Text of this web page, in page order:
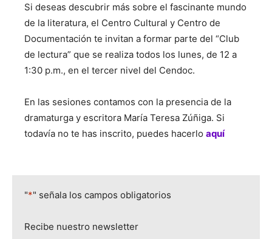
Si deseas descubrir más sobre el fascinante mundo
de la literatura, el Centro Cultural y Centro de
Documentación te invitan a formar parte del “Club
de lectura” que se realiza todos los lunes, de 12 a
1:30 p.m., en el tercer nivel del Cendoc.
En las sesiones contamos con la presencia de la
dramaturga y escritora María Teresa Zúñiga. Si
todavía no te has inscrito, puedes hacerlo aquí
"*" señala los campos obligatorios
Recibe nuestro newsletter